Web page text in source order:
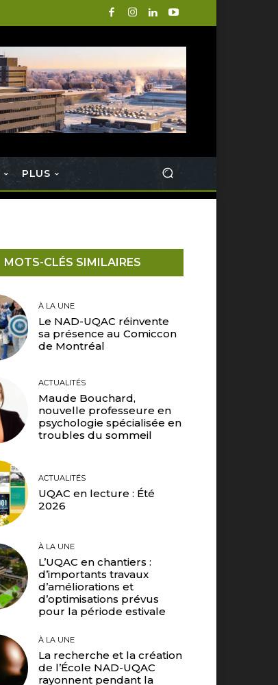
PLUS
MOTS-CLÉS SIMILAIRES
À LA UNE
Le NAD-UQAC réinvente
sa présence au Comiccon
de Montréal
ACTUALITÉS
Maude Bouchard,
nouvelle professeure en
psychologie spécialisée en
troubles du sommeil
ACTUALITÉS
UQAC en lecture : Été
2026
À LA UNE
L’UQAC en chantiers :
d’importants travaux
d’améliorations et
d’optimisations prévus
pour la période estivale
À LA UNE
La recherche et la création
de l’École NAD-UQAC
rayonnent pendant la